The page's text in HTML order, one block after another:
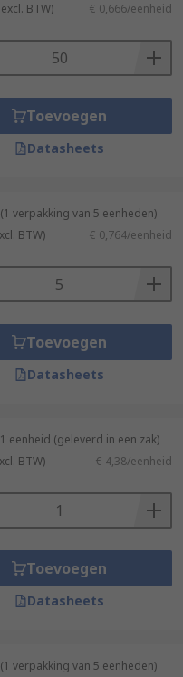
BTW) € 0,666/eenheid
Toevoegen
Datasheets
verpakking van 5 eenheden)
BTW) € 0,764/eenheid
Toevoegen
Datasheets
eenheid (geleverd in een zak)
BTW) € 4,38/eenheid
Toevoegen
Datasheets
verpakking van 5 eenheden)